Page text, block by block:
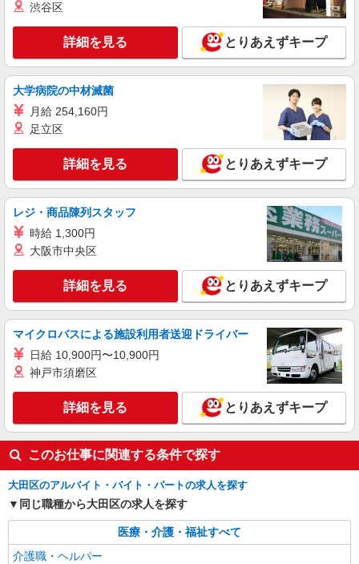
は勤続5年目までの方はさらに時給＋50円（再入社
者は除く）
キープ 詳細を見る
正社員
SOMPOケア 大田 訪問介護/3136ca1
介護スタッフ
【実務者研修】 月給：230,000円 年収例：320
万円〜 【初任者研修】 月給：220,300円 年収例：
305万円〜 ※職務手当、（東京都）居住支援特別
手当、働きがい向上手当、日祝手当（月平均2回
分）等、毎月平均的に支払われる手当を含みま
す。 ■深夜勤手当別途支給：4,000円/回 ◎残業時
は別途時間外手当支給（超過1分〜） ◎居住支援
特別手当は勤続5年目までの方はさらに1万円支給
東京都大田区西蒲田6丁目36-11 西蒲田NSビ
ル 5階
キープ 詳細を見る
正社員
SOMPOケア ラヴィーレ羽田/5015aa1
介護スタッフ
【介護福祉士】 月給：342,300円 年収例：454
万円〜 ※職務手当、特別職務手当、特別地域手
当、（東京都）居住支援特別手当、働きがい向上
手当、働きがい向上手当、特別夜勤手当、日祝手
当（月平均2回分）、夜勤手当（月平均5回分）
等、毎月平均的に支払われる手当を含みます。 ※
居住支援特別手当は勤続5年目までの方はさらに1
万円支給（再入社は除く） ◎賞与：基本給2.08ヶ
月分/年支給 ◎残業時は別途時間外手当支給（超過
1分〜）
東京都大田区東糀谷5-19-18
キープ 詳細を見る
SOMPOケア ラヴィーレ多摩川/5014aa1
介護スタッフ
【実務者研修】 月給：269,500円 年収例：364
万円〜 【初任者研修・無資格】 月給：259,800円
年収例：351万円〜 ※職務手当、（東京都）居住
支援特別手当、日祝手当（月平均2回分）、夜勤手
当（月平均5回分）等、毎月平均的に支払われる手
当を含みます。 ※居住支援特別手当は勤続5年目
東京都大田区多摩川2-13-22
詳細を見る
渋谷区
詳細を見る とりあえずキープ
大学病院の中材滅菌
月給 254,160円
足立区
詳細を見る とりあえずキープ
レジ・商品陳列スタッフ
時給 1,300円
大阪市中央区
詳細を見る とりあえずキープ
マイクロバスによる施設利用者送迎ドライバー
日給 10,900円〜10,900円
神戸市須磨区
詳細を見る とりあえずキープ
このお仕事に関連する条件で探す
大田区のアルバイト・バイト・パートの求人を探す
同じ職種から大田区の求人を探す
医療・介護・福祉すべて
介護職・ヘルパー